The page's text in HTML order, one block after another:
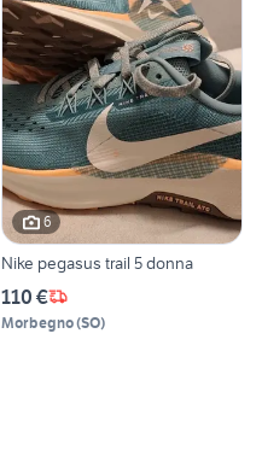
6
Nike pegasus trail 5 donna
110 €
Morbegno(SO)